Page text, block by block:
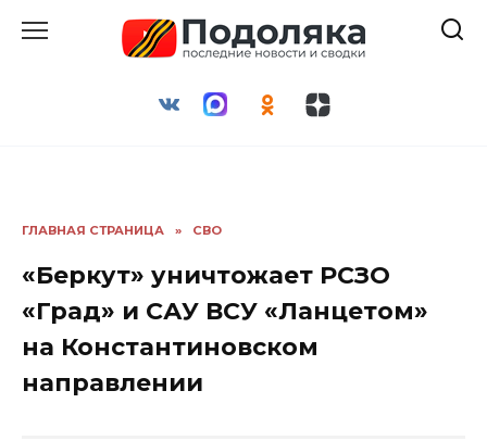
ГЛАВНАЯ СТРАНИЦА » СВО
«Беркут» уничтожает РСЗО
«Град» и САУ ВСУ «Ланцетом»
на Константиновском
направлении